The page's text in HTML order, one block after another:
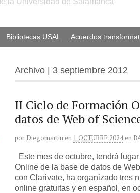
Bibliotecas USAL Acuerdos
Archivo | 3 septiembre 2012
II Ciclo de Formación
datos de Web of
por Diegomartin en 1 OCTUBRE 2024 en
Este mes de octubre, tendrá
Online de la base de datos de
con Clarivate, ha organizado tres
online gratuitas y en español, en